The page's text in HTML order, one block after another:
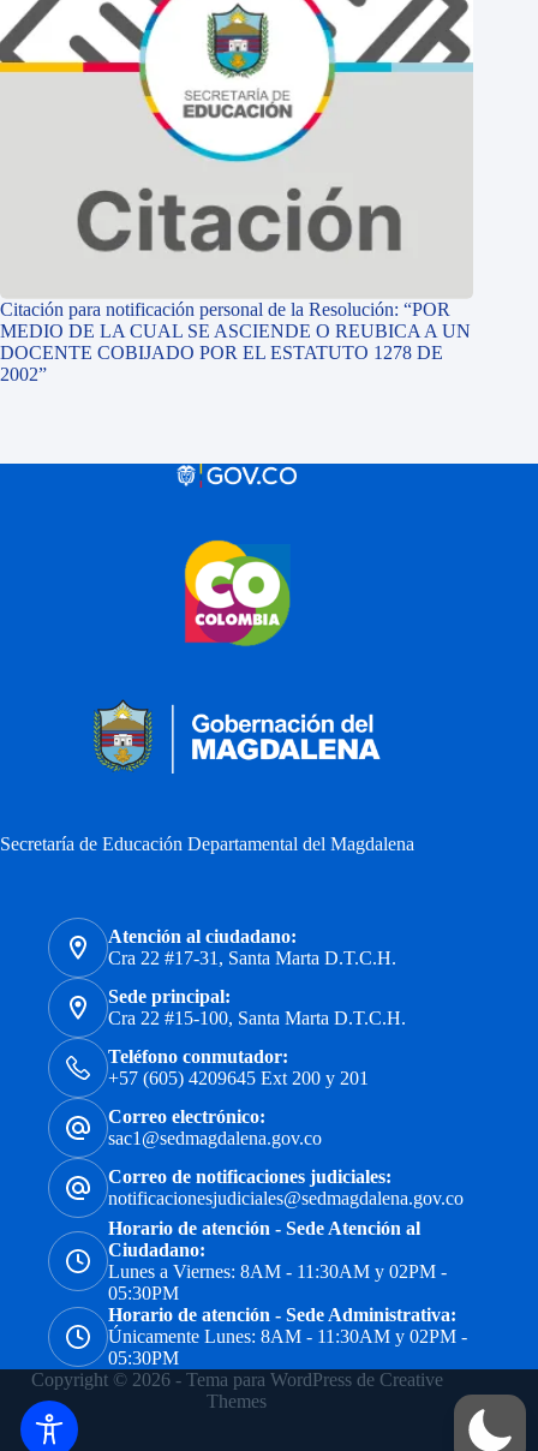
Citación para notificación personal de la Resolución: “POR
MEDIO DE LA CUAL SE ASCIENDE O REUBICA A UN
DOCENTE COBIJADO POR EL ESTATUTO 1278 DE
2002”
Secretaría de Educación Departamental del Magdalena
Atención al ciudadano:
Cra 22 #17-31, Santa Marta D.T.C.H.
Sede principal:
Cra 22 #15-100, Santa Marta D.T.C.H.
Teléfono conmutador:
+57 (605) 4209645 Ext 200 y 201
Correo electrónico:
sac1@sedmagdalena.gov.co
Correo de notificaciones judiciales:
notificacionesjudiciales@sedmagdalena.gov.co
Horario de atención - Sede Atención al
Ciudadano:
Lunes a Viernes: 8AM - 11:30AM y 02PM -
05:30PM
Horario de atención - Sede Administrativa:
Únicamente Lunes: 8AM - 11:30AM y 02PM -
05:30PM
Copyright © 2026 - Tema para WordPress de Creative
Themes